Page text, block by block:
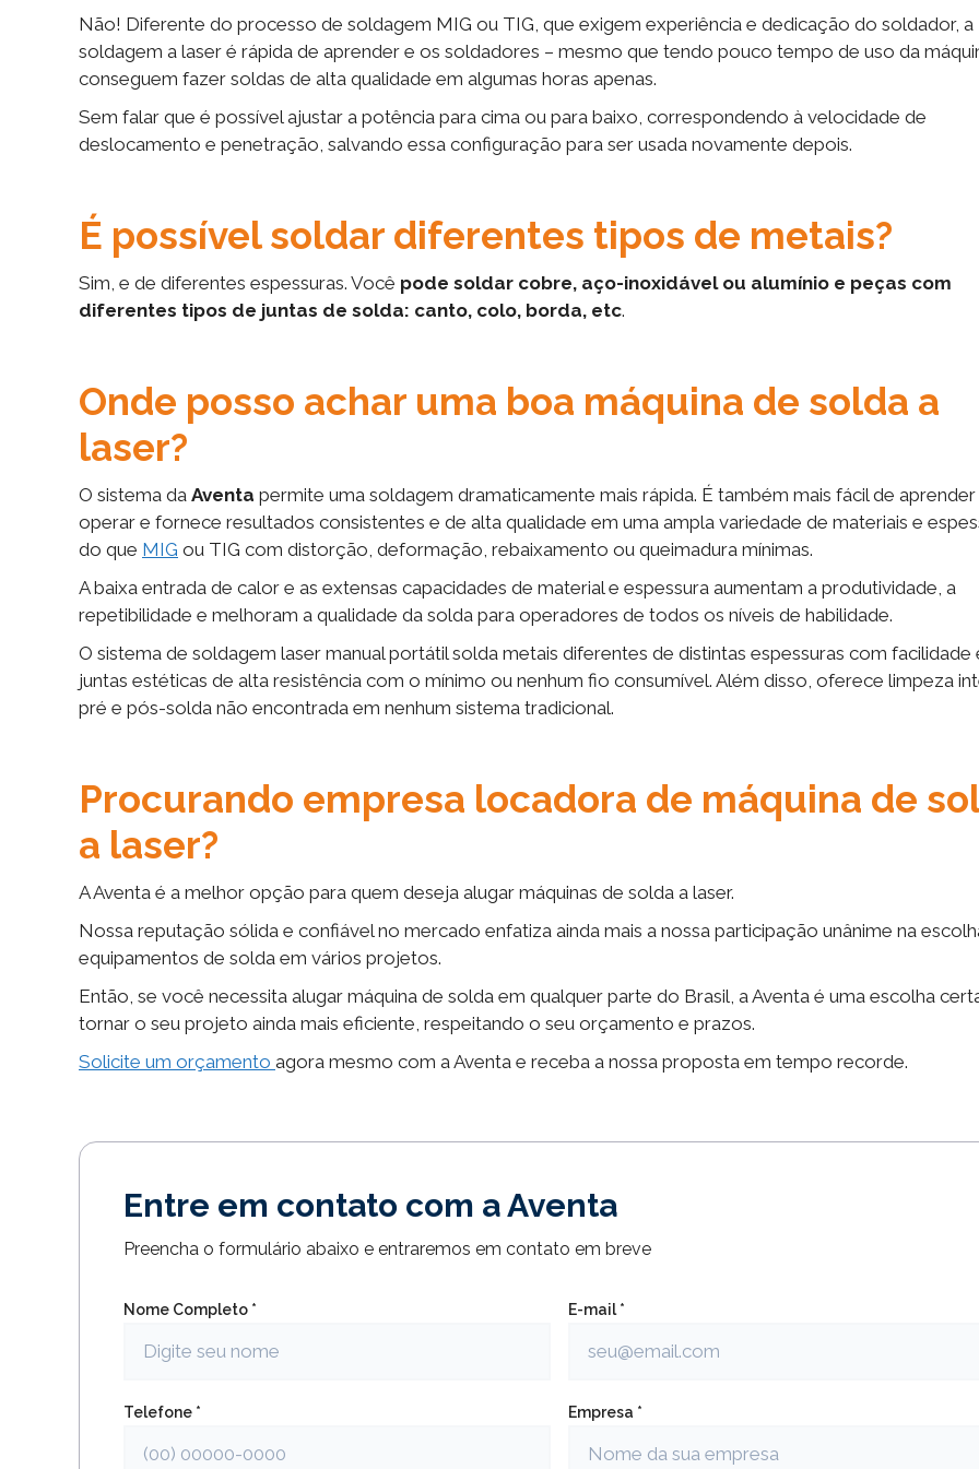
Não! Diferente do processo de soldagem MIG ou TIG, que exigem experiência e dedicação do soldador, a
soldagem a laser é rápida de aprender e os soldadores – mesmo que tendo pouco tempo de uso da
conseguem fazer soldas de alta qualidade em algumas horas apenas.
Sem falar que é possível ajustar a potência para cima ou para baixo, correspondendo à velocidade de
deslocamento e penetração, salvando essa configuração para ser usada novamente depois.
É possível soldar diferentes tipos de metais?
Sim, e de diferentes espessuras. Você pode soldar cobre, aço-inoxidável ou alumínio e peças com
diferentes tipos de juntas de solda: canto, colo, borda, etc.
Onde posso achar uma boa máquina de solda a
laser?
O sistema da Aventa permite uma soldagem dramaticamente mais rápida. É também mais fácil de
operar e fornece resultados consistentes e de alta qualidade em uma ampla variedade de materiais e
do que MIG ou TIG com distorção, deformação, rebaixamento ou queimadura mínimas.
A baixa entrada de calor e as extensas capacidades de material e espessura aumentam a produtividade, a
repetibilidade e melhoram a qualidade da solda para operadores de todos os níveis de habilidade.
O sistema de soldagem laser manual portátil solda metais diferentes de distintas espessuras com facilidade
juntas estéticas de alta resistência com o mínimo ou nenhum fio consumível. Além disso, oferece limpeza
pré e pós-solda não encontrada em nenhum sistema tradicional.
Procurando empresa locadora de máquina de
a laser?
A Aventa é a melhor opção para quem deseja alugar máquinas de solda a laser.
Nossa reputação sólida e confiável no mercado enfatiza ainda mais a nossa participação unânime na
equipamentos de solda em vários projetos.
Então, se você necessita alugar máquina de solda em qualquer parte do Brasil, a Aventa é uma escolha
tornar o seu projeto ainda mais eficiente, respeitando o seu orçamento e prazos.
Solicite um orçamento agora mesmo com a Aventa e receba a nossa proposta em tempo recorde.
Entre em contato com a Aventa
Preencha o formulário abaixo e entraremos em contato em breve
Nome Completo * E-mail *
Telefone * Empresa *